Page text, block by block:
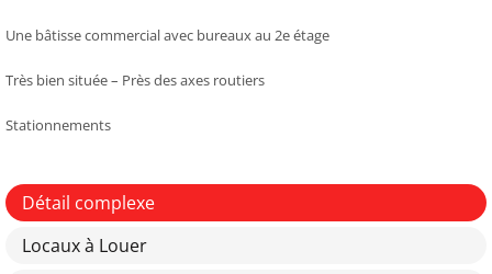
Une bâtisse commercial avec bureaux au 2e étage
Très bien située – Près des axes routiers
Stationnements
Détail complexe
Locaux à Louer